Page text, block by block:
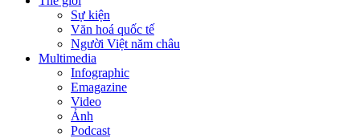
Sự kiện
Văn hoá quốc tế
Người Việt năm châu
Multimedia
Infographic
Emagazine
Video
Ảnh
Podcast